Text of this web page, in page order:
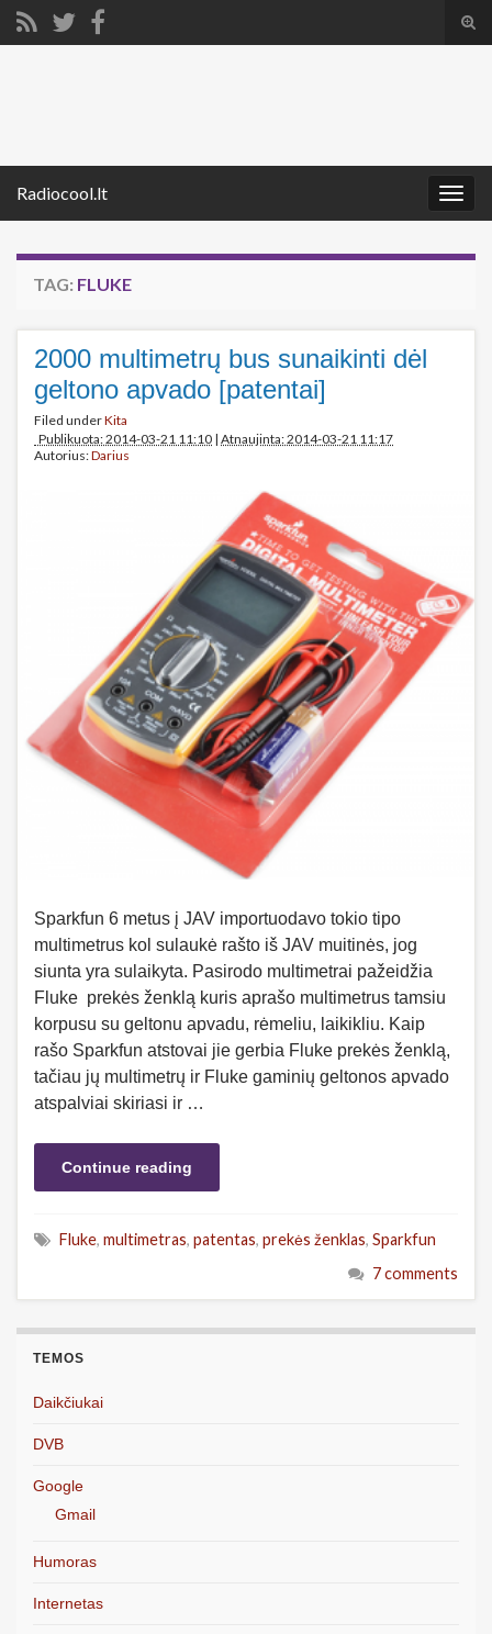
Radiocool.lt
TAG: FLUKE
2000 multimetrų bus sunaikinti dėl
geltono apvado [patentai]
Filed underKita
Publikuota: 2014-03-21 11:10 | Atnaujinta: 2014-03-21 11:17
Autorius:Darius
Sparkfun 6 metus į JAV importuodavo tokio tipo
multimetrus kol sulaukė rašto iš JAV muitinės, jog
siunta yra sulaikyta. Pasirodo multimetrai pažeidžia
Fluke prekės ženklą kuris aprašo multimetrus tamsiu
korpusu su geltonu apvadu, rėmeliu, laikikliu. Kaip
rašo Sparkfun atstovai jie gerbia Fluke prekės ženklą,
tačiau jų multimetrų ir Fluke gaminių geltonos apvado
atspalviai skiriasi ir …
Continue reading
Fluke, multimetras, patentas, prekės ženklas, Sparkfun
7 comments
TEMOS
Daikčiukai
DVB
Google
Gmail
Humoras
Internetas